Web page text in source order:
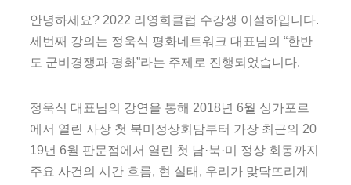
안녕하세요? 2022 리영희클럽 수강생 이설하입니다.
세번째 강의는 정욱식 평화네트워크 대표님의 “한반
도 군비경쟁과 평화”라는 주제로 진행되었습니다.
정욱식 대표님의 강연을 통해 2018년 6월 싱가포르
에서 열린 사상 첫 북미정상회담부터 가장 최근의 20
19년 6월 판문점에서 열린 첫 남·북·미 정상 회동까지
주요 사건의 시간 흐름, 현 실태, 우리가 맞닥뜨리게